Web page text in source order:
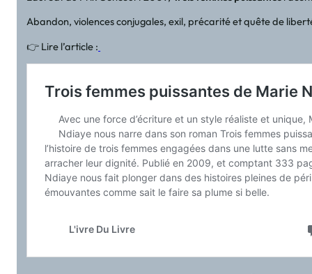
Abandon, violences conjugales, exil, précarité et quête de
👉 Lire l’article :